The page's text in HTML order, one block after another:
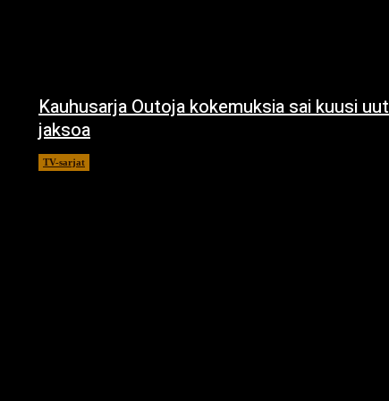
Kauhusarja Outoja kokemuksia sai kuusi
jaksoa
TV-sarjat